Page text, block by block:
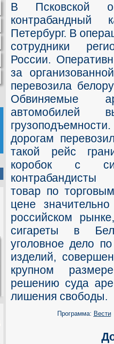
В Псковской
контрабандный
Петербург. В
сотрудники
России.
за
перевозила
Обвиняемые
автомобилей
дорогам
такой рейс
коробок с
контрабандисты
товар по
цене
российском
сигареты в
уголовное дело
изделий,
крупном
решению суда
лишения свободы.
Программа: Вести